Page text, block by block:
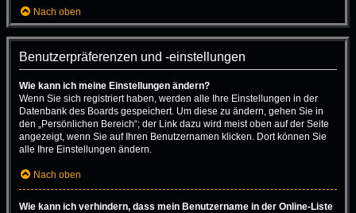
Nach oben
Benutzerpräferenzen und -einstellungen
Wie kann ich meine Einstellungen ändern?
Wenn Sie sich registriert haben, werden alle Ihre Einstellungen in der
Datenbank des Boards gespeichert. Um diese zu ändern, gehen Sie in
den „Persönlichen Bereich“; der Link dazu wird meist oben auf der Seite
angezeigt, wenn Sie auf Ihren Benutzernamen klicken. Dort können Sie
alle Ihre Einstellungen ändern.
Nach oben
Wie kann ich verhindern, dass mein Benutzername in der Online-Liste